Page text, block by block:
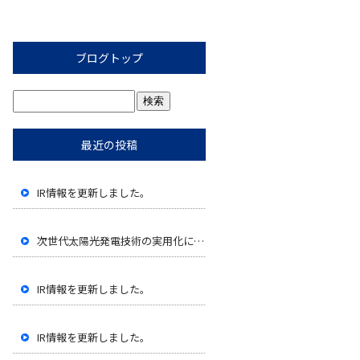
ブログトップ
最近の投稿
IR情報を更新しました。
次世代太陽光発電技術の実用化に向けたペロブスカイト太陽電池の性能評価開始に関するお知らせ
IR情報を更新しました。
IR情報を更新しました。